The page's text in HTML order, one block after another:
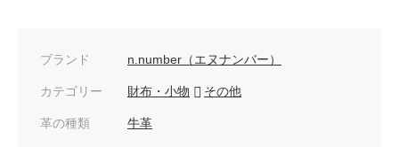
ブランド n.number（エヌナンバー）
カテゴリー 財布・小物 その他
革の種類 牛革